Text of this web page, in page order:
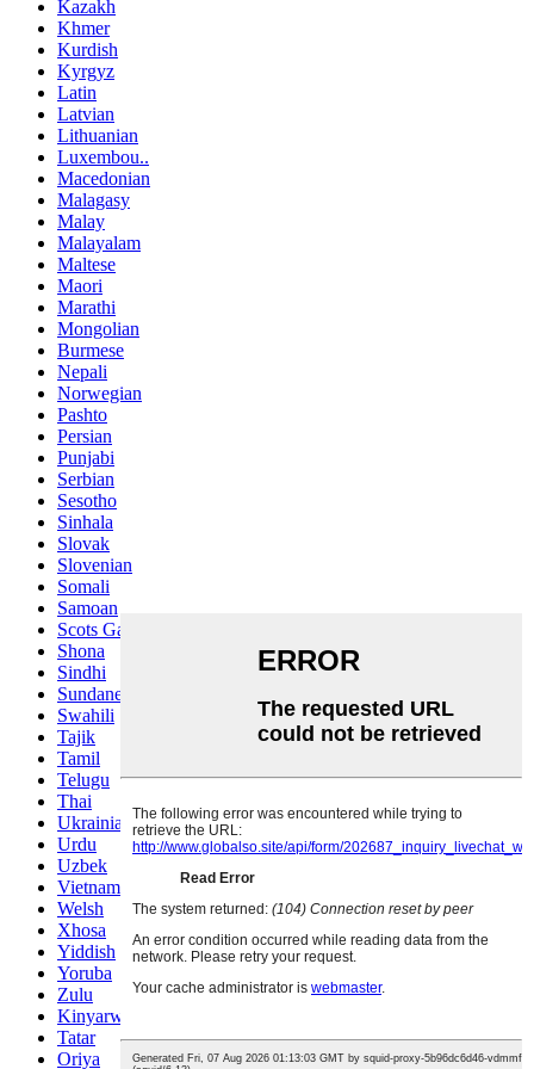
Kazakh
Khmer
Kurdish
Kyrgyz
Latin
Latvian
Lithuanian
Luxembou..
Macedonian
Malagasy
Malay
Malayalam
Maltese
Maori
Marathi
Mongolian
Burmese
Nepali
Norwegian
Pashto
Persian
Punjabi
Serbian
Sesotho
Sinhala
Slovak
Slovenian
Somali
Samoan
Scots Gaelic
Shona
Sindhi
Sundanese
Swahili
Tajik
Tamil
Telugu
Thai
Ukrainian
Urdu
Uzbek
Vietnamese
Welsh
Xhosa
Yiddish
Yoruba
Zulu
Kinyarwanda
Tatar
Oriya